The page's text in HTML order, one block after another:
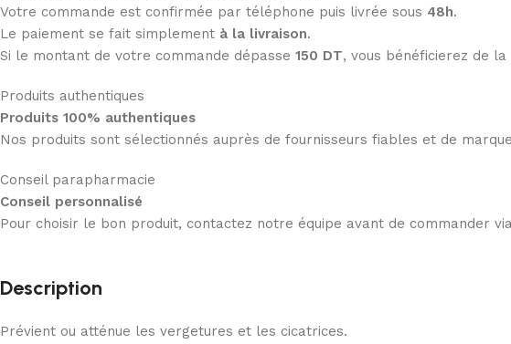
Votre commande est confirmée par téléphone puis livrée sous 48h.
Le paiement se fait simplement à la livraison.
Si le montant de votre commande dépasse 150 DT, vous bénéficierez de la
Produits authentiques
Produits 100% authentiques
Nos produits sont sélectionnés auprès de fournisseurs fiables et de
Conseil parapharmacie
Conseil personnalisé
Pour choisir le bon produit, contactez notre équipe avant de commander
Description
Prévient ou atténue les vergetures et les cicatrices.